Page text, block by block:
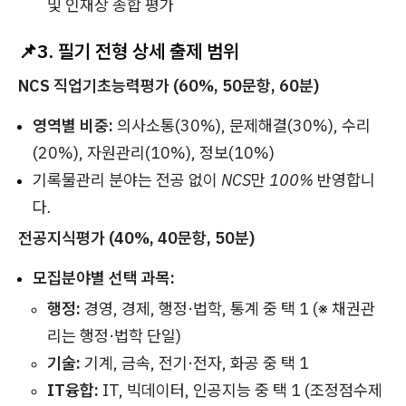
및 인재상 종합 평가
📌3. 필기 전형 상세 출제 범위
NCS 직업기초능력평가 (60%, 50문항, 60분)
영역별 비중: 의사소통(30%), 문제해결(30%), 수리
(20%), 자원관리(10%), 정보(10%)
기록물관리 분야는 전공 없이 NCS만 100% 반영합니
다.
전공지식평가 (40%, 40문항, 50분)
모집분야별 선택 과목:
행정: 경영, 경제, 행정·법학, 통계 중 택 1 (※ 채권관
리는 행정·법학 단일)
기술: 기계, 금속, 전기·전자, 화공 중 택 1
IT융합: IT, 빅데이터, 인공지능 중 택 1 (조정점수제